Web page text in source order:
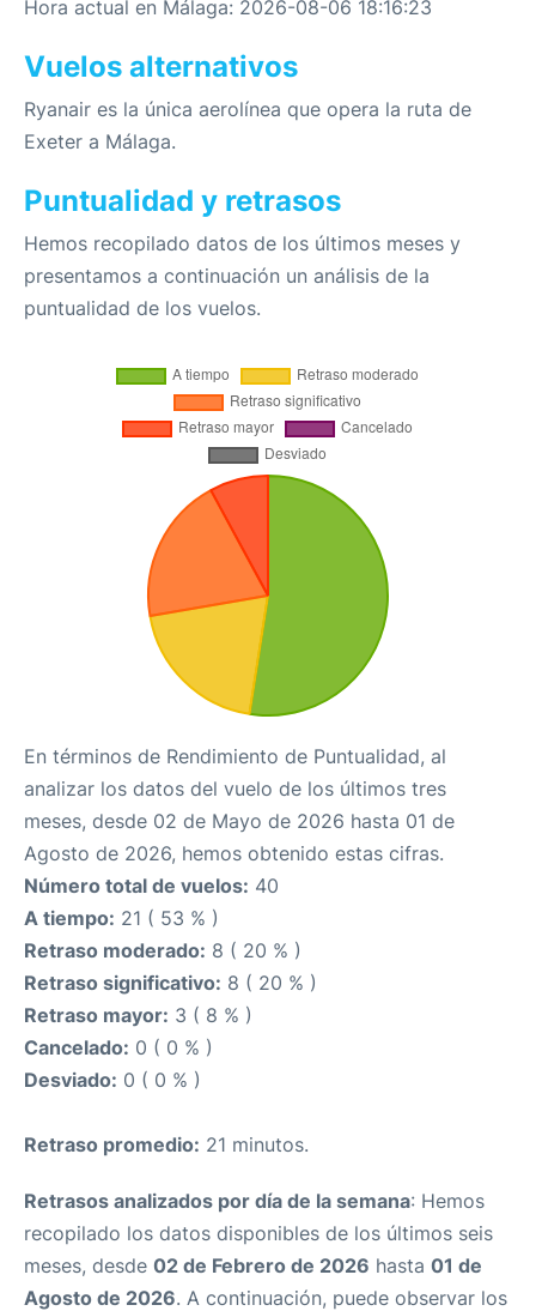
Hora actual en Málaga: 2026-08-06 18:16:23
Vuelos alternativos
Ryanair es la única aerolínea que opera la ruta de
Exeter a Málaga.
Puntualidad y retrasos
Hemos recopilado datos de los últimos meses y
presentamos a continuación un análisis de la
puntualidad de los vuelos.
En términos de Rendimiento de Puntualidad, al
analizar los datos del vuelo de los últimos tres
meses, desde 02 de Mayo de 2026 hasta 01 de
Agosto de 2026, hemos obtenido estas cifras.
Número total de vuelos: 40
A tiempo: 21 ( 53 % )
Retraso moderado: 8 ( 20 % )
Retraso significativo: 8 ( 20 % )
Retraso mayor: 3 ( 8 % )
Cancelado: 0 ( 0 % )
Desviado: 0 ( 0 % )
Retraso promedio: 21 minutos.
Retrasos analizados por día de la semana: Hemos
recopilado los datos disponibles de los últimos seis
meses, desde 02 de Febrero de 2026 hasta 01 de
Agosto de 2026. A continuación, puede observar los